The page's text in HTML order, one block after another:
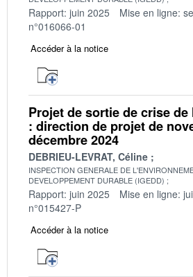
Rapport: juin 2025 Mise en ligne:
n°016066-01
Accéder à la notice
Projet de sortie de crise de
: direction de projet de
décembre 2024
DEBRIEU-LEVRAT, Céline
INSPECTION GENERALE DE
DEVELOPPEMENT DURABLE (IGEDD)
Rapport: juin 2025 Mise en ligne:
n°015427-P
Accéder à la notice